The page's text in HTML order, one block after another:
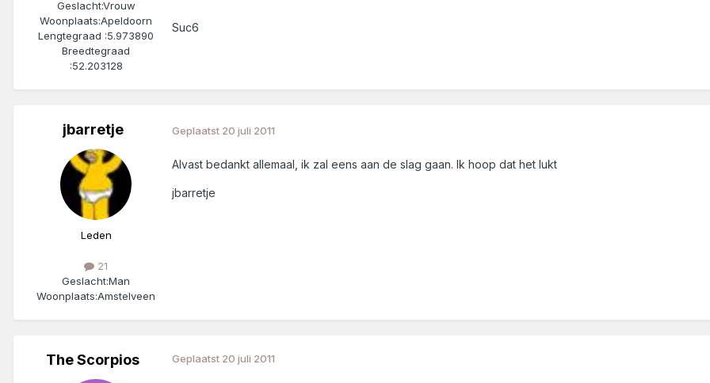
Geslacht:Vrouw
Woonplaats:Apeldoorn
Lengtegraad :5.973890
Breedtegraad
:52.203128
Suc6
jbarretje
Leden
21
Geslacht:Man
Woonplaats:Amstelveen
Geplaatst 20 juli 2011
Alvast bedankt allemaal, ik zal eens aan de slag gaan. Ik hoop dat het lukt
jbarretje
The Scorpios Geplaatst 20 juli 2011